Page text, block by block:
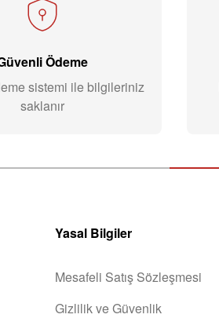
Ödeme
sistemi ile bilgileriniz
saklanır
Yasal Bilgiler
Mesafeli Satış Sözleşmesi
Gizlilik ve Güvenlik